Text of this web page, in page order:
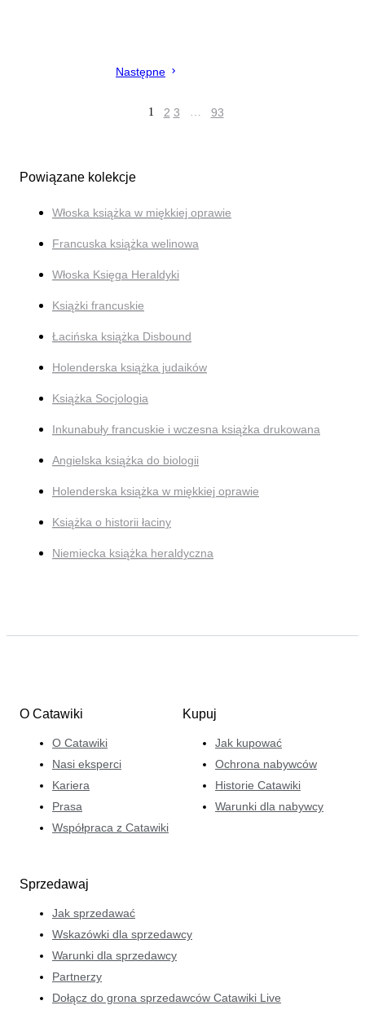
Następne
1 2 3 … 93
Powiązane kolekcje
Włoska książka w miękkiej oprawie
Francuska książka welinowa
Włoska Księga Heraldyki
Książki francuskie
Łacińska książka Disbound
Holenderska książka judaików
Książka Socjologia
Inkunabuły francuskie i wczesna książka drukowana
Angielska książka do biologii
Holenderska książka w miękkiej oprawie
Książka o historii łaciny
Niemiecka książka heraldyczna
O Catawiki
O Catawiki
Nasi eksperci
Kariera
Prasa
Współpraca z Catawiki
Kupuj
Jak kupować
Ochrona nabywców
Historie Catawiki
Warunki dla nabywcy
Sprzedawaj
Jak sprzedawać
Wskazówki dla sprzedawcy
Warunki dla sprzedawcy
Partnerzy
Dołącz do grona sprzedawców Catawiki Live